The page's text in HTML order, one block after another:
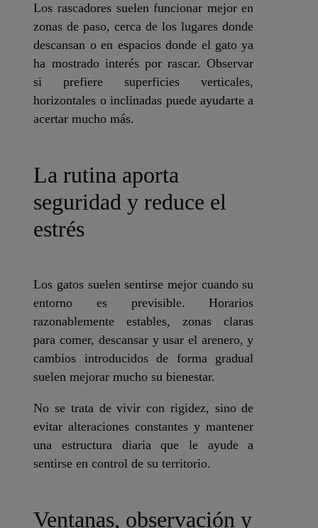
Los rascadores suelen funcionar mejor en
zonas de paso, cerca de los lugares donde
descansan o en espacios donde el gato ya
ha mostrado interés por rascar. Observar
si prefiere superficies verticales,
horizontales o inclinadas puede ayudarte a
acertar mucho más.
La rutina aporta
seguridad y reduce el
estrés
Los gatos suelen sentirse mejor cuando su
entorno es previsible. Horarios
razonablemente estables, zonas claras
para comer, descansar y usar el arenero, y
cambios introducidos de forma gradual
suelen mejorar mucho su bienestar.
No se trata de vivir con rigidez, sino de
evitar alteraciones constantes y mantener
una estructura diaria que le ayude a
sentirse en control de su territorio.
Ventanas, observación y